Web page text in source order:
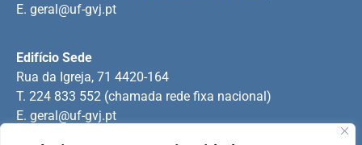
Edifício Sede
Rua da Igreja, 71 4420-164
T. 224 833 552 (chamada rede fixa nacional)
E. geral@uf-gvj.pt
E. geral@uf-gvj.pt